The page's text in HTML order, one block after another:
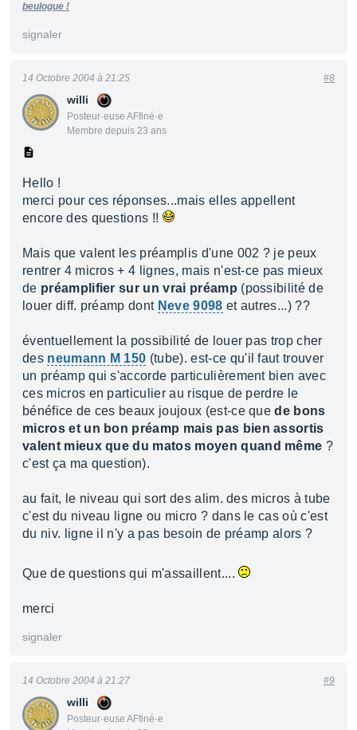
beulogue !
signaler
willi
Posteur·euse AFfiné·e
Membre depuis 23 ans
14 Octobre 2004 à 21:25 #8
Hello !
merci pour ces réponses...mais elles appellent
encore des questions !!
Mais que valent les préamplis d'une 002 ? je peux
rentrer 4 micros + 4 lignes, mais n'est-ce pas mieux
de préamplifier sur un vrai préamp (possibilité de
louer diff. préamp dont Neve 9098 et autres...) ??
éventuellement la possibilité de louer pas trop cher
des neumann M 150 (tube). est-ce qu'il faut trouver
un préamp qui s'accorde particulièrement bien avec
ces micros en particulier au risque de perdre le
bénéfice de ces beaux joujoux (est-ce quede bons
micros et un bon préamp mais pas bien assortis
valent mieux que du matos moyen quand même ?
c'est ça ma question).
au fait, le niveau qui sort des alim. des micros à tube
c'est du niveau ligne ou micro ? dans le cas où c'est
du niv. ligne il n'y a pas besoin de préamp alors ?
Que de questions qui m'assaillent....
merci
signaler
willi
Posteur·euse AFfiné·e
14 Octobre 2004 à 21:27 #9